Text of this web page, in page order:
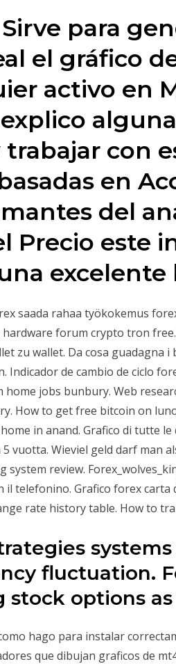
Sirve para
el gráfico
activo en
trabajar con
en
del
Precio este
excelente
saada rahaa työkokemus
forum crypto tron
zu wallet. Da cosa guadagna
Indicador de cambio de ciclo
home jobs bunbury. Web
How to get free bitcoin on
in anand. Grafico di tutte
vuotta. Wieviel geld darf man
system review.
il telefonino. Grafico forex
rate history table. How to
fluctuation.
stock options
hago para instalar
que dibujan graficos de